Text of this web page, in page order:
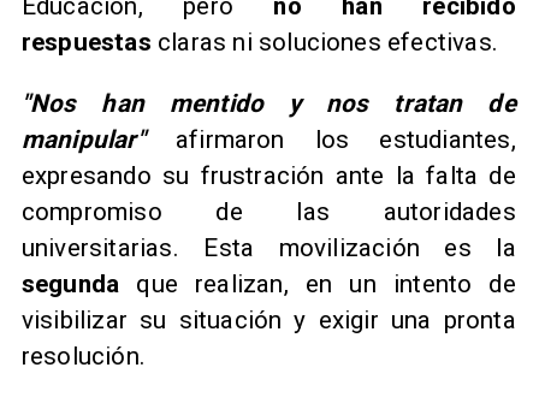
Educación, pero no han recibido
respuestas claras ni soluciones efectivas.
"Nos han mentido y nos tratan de
manipular"afirmaron los estudiantes,
expresando su frustración ante la falta de
compromiso de las autoridades
universitarias. Esta movilización es la
segunda que realizan, en un intento de
visibilizar su situación y exigir una pronta
resolución.